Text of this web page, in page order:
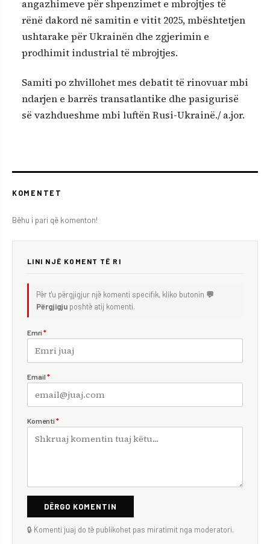
angazhimeve për shpenzimet e mbrojtjes të
rënë dakord në samitin e vitit 2025, mbështetjen
ushtarake për Ukrainën dhe zgjerimin e
prodhimit industrial të mbrojtjes.
Samiti po zhvillohet mes debatit të rinovuar mbi
ndarjen e barrës transatlantike dhe pasigurisë
së vazhdueshme mbi luftën Rusi-Ukrainë./ a.jor.
KOMENTET
Bëhu i pari që komenton!
LINI NJË KOMENT TË RI
Për t'u përgjigjur një komenti specifik, kliko butonin 💬
Përgjigju poshtë atij komenti.
Emri *
Email *
Komenti *
DËRGO KOMENTIN
🔒 Komenti juaj do të publikohet pas miratimit nga moderatori.